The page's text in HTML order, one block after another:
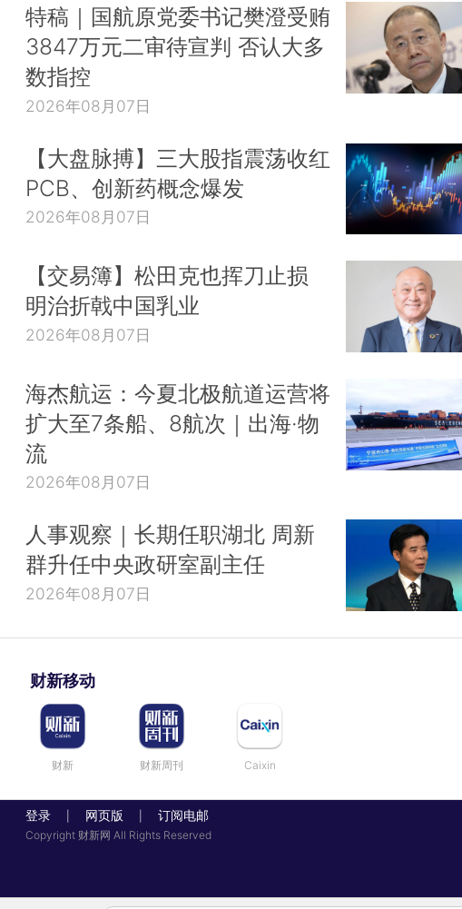
特稿｜国航原党委书记樊澄受贿
3847万元二审待宣判 否认大多
数指控
2026年08月07日
【大盘脉搏】三大股指震荡收红
PCB、创新药概念爆发
2026年08月07日
【交易簿】松田克也挥刀止损
明治折戟中国乳业
2026年08月07日
海杰航运：今夏北极航道运营将
扩大至7条船、8航次｜出海·物
流
2026年08月07日
人事观察｜长期任职湖北 周新
群升任中央政研室副主任
2026年08月07日
财新移动
财新 财新周刊 Caixin
登录 网页版 订阅电邮
Copyright 财新网 All Rights Reserved